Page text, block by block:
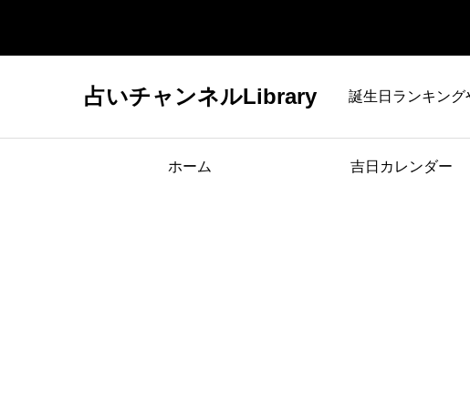
占いチャンネルLibrary 誕生日ランキン
ホーム 吉日カレンダー